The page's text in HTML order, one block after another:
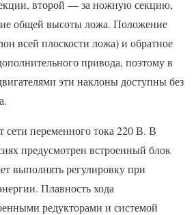
второй — за ножную секцию,
общей высоты ложа. Положение
всей плоскости ложа) и обратное
привода, поэтому в
эти наклоны доступны без
переменного тока 220 В. В
предусмотрен встроенный блок
выполнять регулировку при
Плавность хода
редукторами и системой